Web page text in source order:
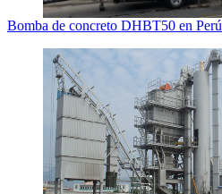
Bomba de concreto DHBT50 en Perú